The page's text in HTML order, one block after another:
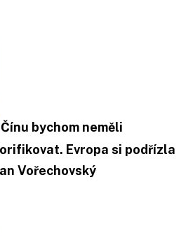
Čínu bychom neměli
Evropa si podřízla
Vořechovský